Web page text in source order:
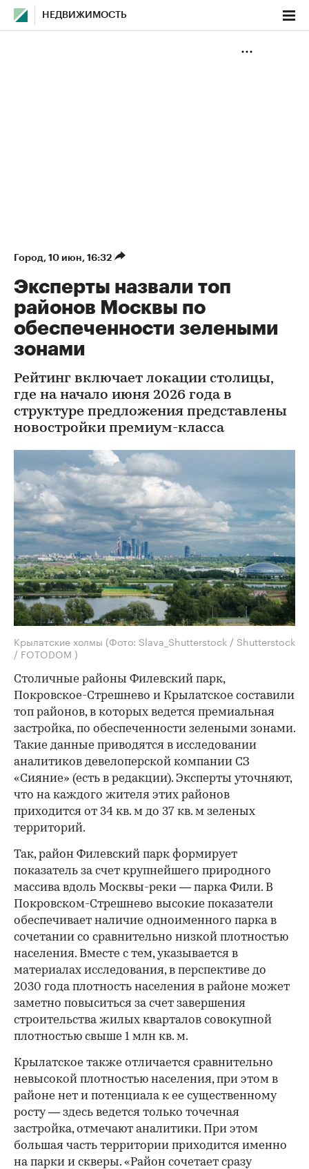
НЕДВИЖИМОСТЬ
Город⁠, 10 июн, 16:32
Эксперты назвали топ
районов Москвы по
обеспеченности зелеными
зонами
Рейтинг включает локации столицы,
где на начало июня 2026 года в
структуре предложения представлены
новостройки премиум-класса
Крылатские холмы (Фото: Slava_Shutterstock / Shutterstock
/ FOTODOM )
Столичные районы Филевский парк,
Покровское-Стрешнево и Крылатское составили
топ районов, в которых ведется премиальная
застройка, по обеспеченности зелеными зонами.
Такие данные приводятся в исследовании
аналитиков девелоперской компании СЗ
«Сияние» (есть в редакции). Эксперты уточняют,
что на каждого жителя этих районов
приходится от 34 кв. м до 37 кв. м зеленых
территорий.
Так, район Филевский парк формирует
показатель за счет крупнейшего природного
массива вдоль Москвы-реки — парка Фили. В
Покровском-Стрешнево высокие показатели
обеспечивает наличие одноименного парка в
сочетании со сравнительно низкой плотностью
населения. Вместе с тем, указывается в
материалах исследования, в перспективе до
2030 года плотность населения в районе может
заметно повыситься за счет завершения
строительства жилых кварталов совокупной
плотностью свыше 1 млн кв. м.
Крылатское также отличается сравнительно
невысокой плотностью населения, при этом в
районе нет и потенциала к ее существенному
росту — здесь ведется только точечная
застройка, отмечают аналитики. При этом
большая часть территории приходится именно
на парки и скверы. «Район сочетает сразу